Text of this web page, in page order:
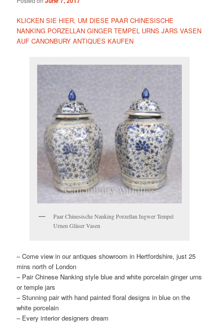
KLICKEN SIE HIER, UM DIESE PAAR CHINESISCHE
NANKING PORZELLAN GINGER TEMPEL URNS JARS VASEN
AUF CANONBURY ANTIQUES KAUFEN
Paar Chinesische Nanking Porzellan Ingwer Tempel
Urnen Gläser Vasen
– Come view in our antiques showroom in Hertfordshire, just 25
mins north of London
– Pair Chinese Nanking style blue and white porcelain ginger urns
or temple jars
– Stunning pair with hand painted floral designs in blue on the
white porcelain
– Every interior designers dream